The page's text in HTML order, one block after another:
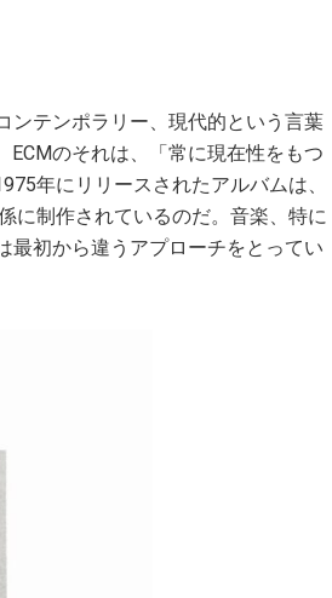
ンテンポラリー、現代的という言葉
のそれは、「常に現在性をもつ
年にリリースされたアルバムは、
に制作されているのだ。音楽、特に
最初から違うアプローチをとってい